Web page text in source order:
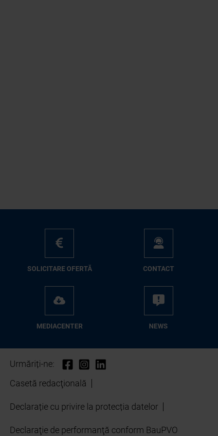
SO­LI­CI­TA­RE OFER­TĂ CON­TA­CT
ME­D­IA­CEN­TER NEWS
Urmăriți-ne:
Casetă redacţională
Declarație cu privire la protecția datelor
Declaraţie de performanţă conform BauPVO